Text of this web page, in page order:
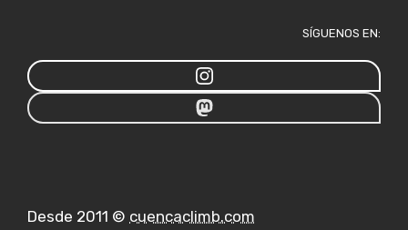
SÍGUENOS EN:
Desde 2011 © cuencaclimb.com